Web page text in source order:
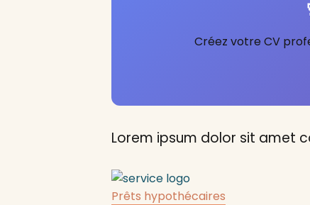
Créez votre CV
Lorem ipsum dolor sit amet
Prêts hypothécaires